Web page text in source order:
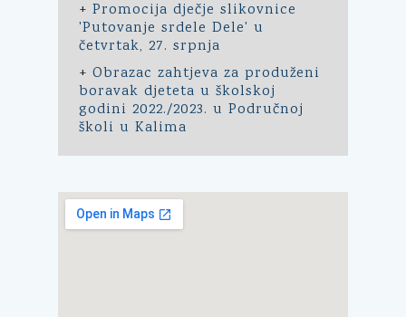
+ Promocija dječje slikovnice
'Putovanje srdele Dele' u
četvrtak, 27. srpnja
+ Obrazac zahtjeva za produženi
boravak djeteta u školskoj
godini 2022./2023. u Područnoj
školi u Kalima